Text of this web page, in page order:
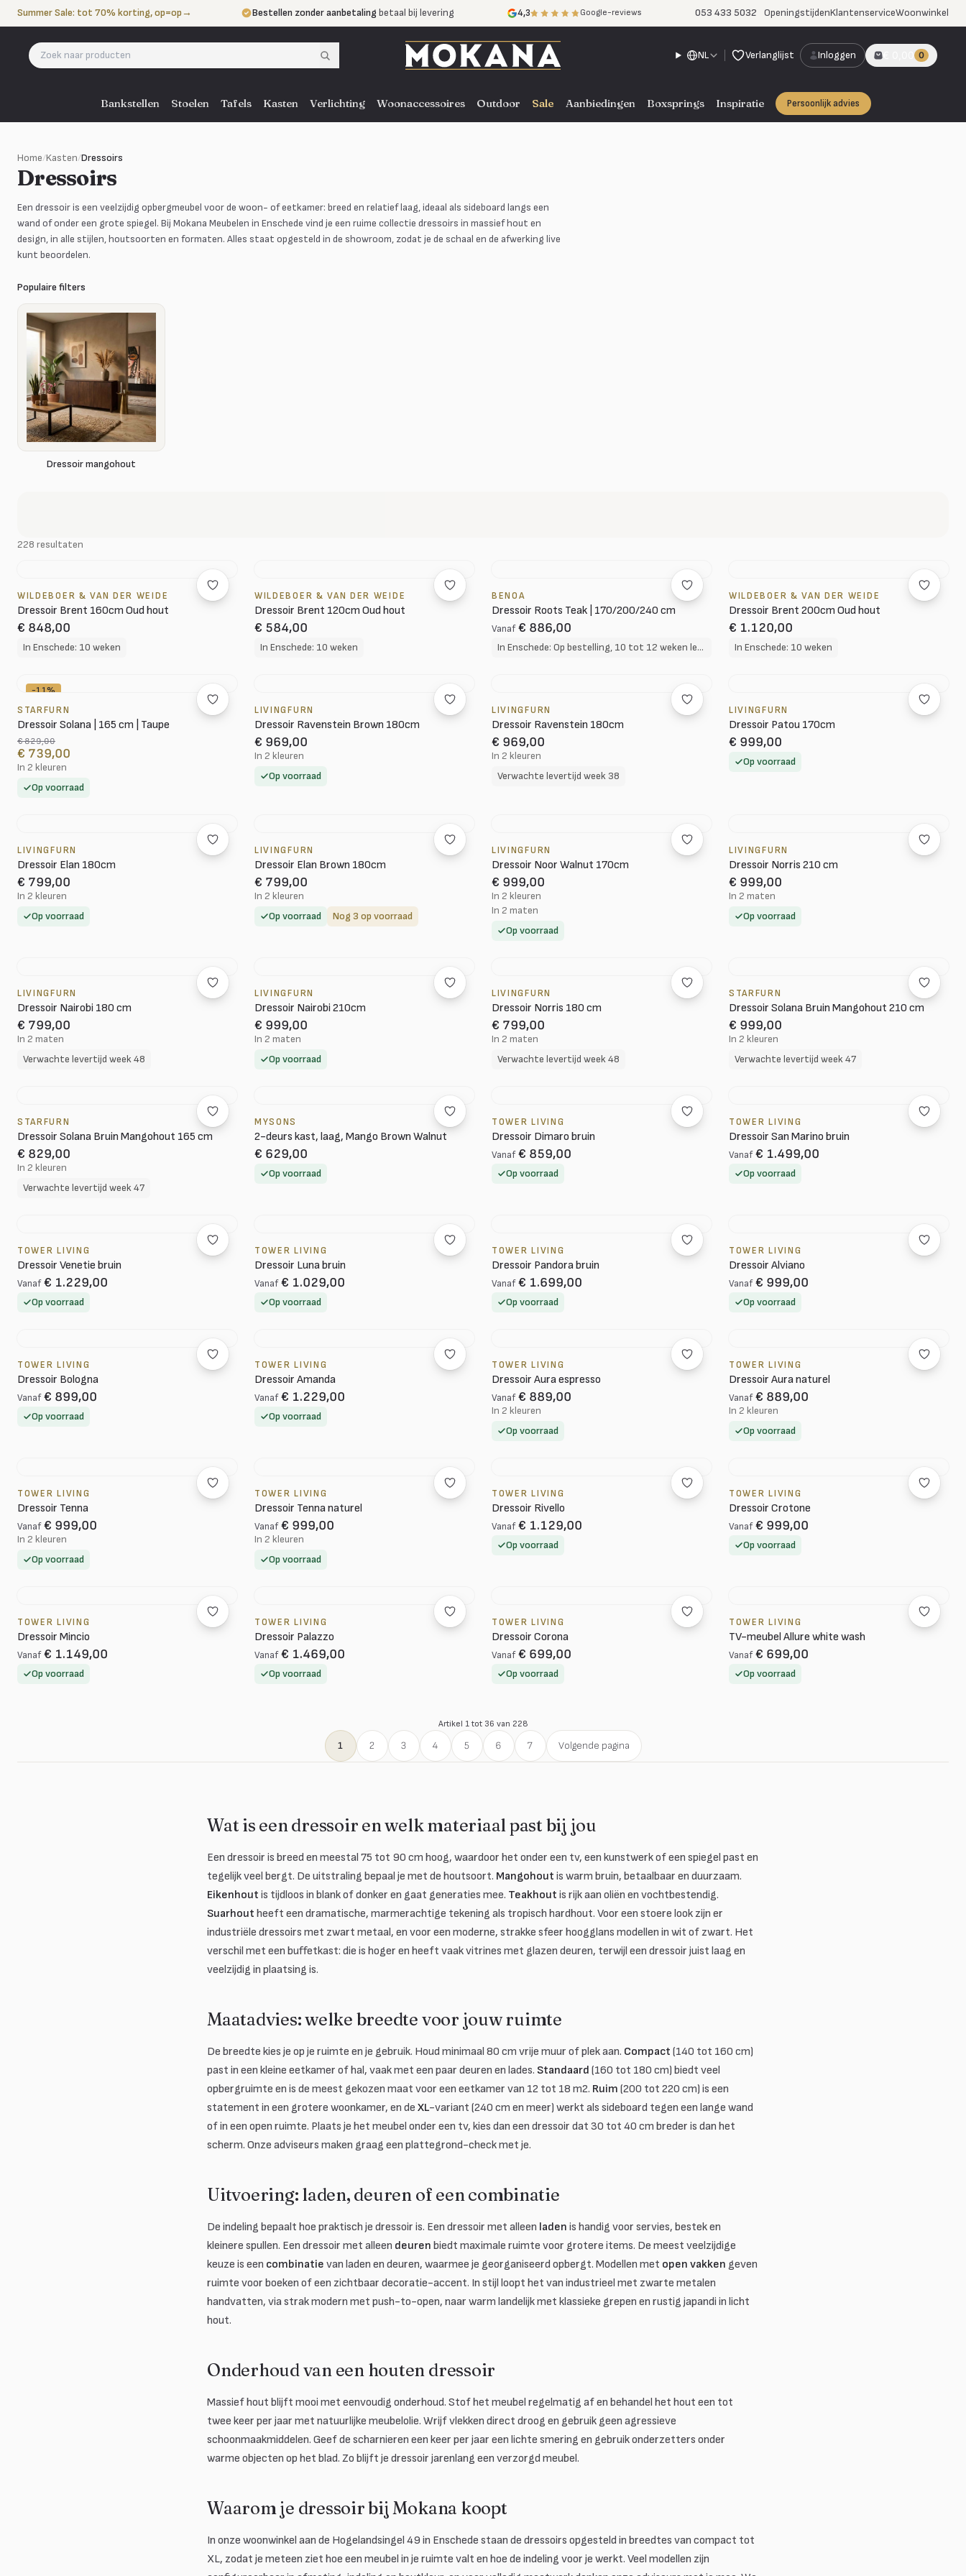
Naar de inhoud
Summer Sale: tot 70% korting, op=op→ Bestellen zonder aanbetaling betaal bij levering
Eigen bezorgdienst door heel NL, BE en DE
4,3 Google-reviews 053 433 5032 OpeningstijdenKlantenserviceWoonwinkel
NL Verlanglijst Inloggen € 0,00 0
Bankstellen Stoelen Tafels Kasten Verlichting Woonaccessoires Outdoor Sale Aanbiedingen Boxsprings Inspiratie Persoonlijk advies
Home/Kasten/Dressoirs
Dressoirs
Een dressoir is een veelzijdig opbergmeubel voor de woon- of eetkamer: breed en relatief laag, ideaal als sideboard langs een
wand of onder een grote spiegel. Bij Mokana Meubelen in Enschede vind je een ruime collectie dressoirs in massief hout en
design, in alle stijlen, houtsoorten en formaten. Alles staat opgesteld in de showroom, zodat je de schaal en de afwerking live
kunt beoordelen.
Populaire filters
Dressoir mangohout
228 resultaten
WILDEBOER & VAN DER WEIDE
Dressoir Brent 160cm Oud hout
€ 848,00
In Enschede: 10 weken
WILDEBOER & VAN DER WEIDE
Dressoir Brent 120cm Oud hout
€ 584,00
In Enschede: 10 weken
BENOA
Dressoir Roots Teak | 170/200/240 cm
Vanaf € 886,00
In Enschede: Op bestelling, 10 tot 12 weken levertijd
WILDEBOER & VAN DER WEIDE
Dressoir Brent 200cm Oud hout
€ 1.120,00
In Enschede: 10 weken
-11%
STARFURN
Dressoir Solana | 165 cm | Taupe
€ 829,00
€ 739,00
In 2 kleuren
Op voorraad
LIVINGFURN
Dressoir Ravenstein Brown 180cm
€ 969,00
In 2 kleuren
Op voorraad
LIVINGFURN
Dressoir Ravenstein 180cm
€ 969,00
In 2 kleuren
Verwachte levertijd week 38
LIVINGFURN
Dressoir Patou 170cm
€ 999,00
Op voorraad
LIVINGFURN
Dressoir Elan 180cm
€ 799,00
In 2 kleuren
Op voorraad
LIVINGFURN
Dressoir Elan Brown 180cm
€ 799,00
In 2 kleuren
Op voorraad
Nog 3 op voorraad
LIVINGFURN
Dressoir Noor Walnut 170cm
€ 999,00
In 2 kleuren
In 2 maten
Op voorraad
LIVINGFURN
Dressoir Norris 210 cm
€ 999,00
In 2 maten
Op voorraad
LIVINGFURN
Dressoir Nairobi 180 cm
€ 799,00
In 2 maten
Verwachte levertijd week 48
LIVINGFURN
Dressoir Nairobi 210cm
€ 999,00
In 2 maten
Op voorraad
LIVINGFURN
Dressoir Norris 180 cm
€ 799,00
In 2 maten
Verwachte levertijd week 48
STARFURN
Dressoir Solana Bruin Mangohout 210 cm
€ 999,00
In 2 kleuren
Verwachte levertijd week 47
STARFURN
Dressoir Solana Bruin Mangohout 165 cm
€ 829,00
In 2 kleuren
Verwachte levertijd week 47
MYSONS
2-deurs kast, laag, Mango Brown Walnut
€ 629,00
Op voorraad
TOWER LIVING
Dressoir Dimaro bruin
Vanaf € 859,00
Op voorraad
TOWER LIVING
Dressoir San Marino bruin
Vanaf € 1.499,00
Op voorraad
TOWER LIVING
Dressoir Venetie bruin
Vanaf € 1.229,00
Op voorraad
TOWER LIVING
Dressoir Luna bruin
Vanaf € 1.029,00
Op voorraad
TOWER LIVING
Dressoir Pandora bruin
Vanaf € 1.699,00
Op voorraad
TOWER LIVING
Dressoir Alviano
Vanaf € 999,00
Op voorraad
TOWER LIVING
Dressoir Bologna
Vanaf € 899,00
Op voorraad
TOWER LIVING
Dressoir Amanda
Vanaf € 1.229,00
Op voorraad
TOWER LIVING
Dressoir Aura espresso
Vanaf € 889,00
In 2 kleuren
Op voorraad
TOWER LIVING
Dressoir Aura naturel
Vanaf € 889,00
In 2 kleuren
Op voorraad
TOWER LIVING
Dressoir Tenna
Vanaf € 999,00
In 2 kleuren
Op voorraad
TOWER LIVING
Dressoir Tenna naturel
Vanaf € 999,00
In 2 kleuren
Op voorraad
TOWER LIVING
Dressoir Rivello
Vanaf € 1.129,00
Op voorraad
TOWER LIVING
Dressoir Crotone
Vanaf € 999,00
Op voorraad
TOWER LIVING
Dressoir Mincio
Vanaf € 1.149,00
Op voorraad
TOWER LIVING
Dressoir Palazzo
Vanaf € 1.469,00
Op voorraad
TOWER LIVING
Dressoir Corona
Vanaf € 699,00
Op voorraad
TOWER LIVING
TV-meubel Allure white wash
Vanaf € 699,00
Op voorraad
Artikel 1 tot 36 van 228
1 2 3 4 5 6 7 Volgende pagina
Wat is een dressoir en welk materiaal past bij jou
Een dressoir is breed en meestal 75 tot 90 cm hoog, waardoor het onder een tv, een kunstwerk of een spiegel past en
tegelijk veel bergt. De uitstraling bepaal je met de houtsoort. Mangohout is warm bruin, betaalbaar en duurzaam.
Eikenhout is tijdloos in blank of donker en gaat generaties mee. Teakhout is rijk aan oliën en vochtbestendig.
Suarhout heeft een dramatische, marmerachtige tekening als tropisch hardhout. Voor een stoere look zijn er
industriële dressoirs met zwart metaal, en voor een moderne, strakke sfeer hoogglans modellen in wit of zwart. Het
verschil met een buffetkast: die is hoger en heeft vaak vitrines met glazen deuren, terwijl een dressoir juist laag en
veelzijdig in plaatsing is.
Maatadvies: welke breedte voor jouw ruimte
De breedte kies je op je ruimte en je gebruik. Houd minimaal 80 cm vrije muur of plek aan. Compact (140 tot 160 cm)
past in een kleine eetkamer of hal, vaak met een paar deuren en lades. Standaard (160 tot 180 cm) biedt veel
opbergruimte en is de meest gekozen maat voor een eetkamer van 12 tot 18 m2. Ruim (200 tot 220 cm) is een
statement in een grotere woonkamer, en de XL-variant (240 cm en meer) werkt als sideboard tegen een lange wand
of in een open ruimte. Plaats je het meubel onder een tv, kies dan een dressoir dat 30 tot 40 cm breder is dan het
scherm. Onze adviseurs maken graag een plattegrond-check met je.
Uitvoering: laden, deuren of een combinatie
De indeling bepaalt hoe praktisch je dressoir is. Een dressoir met alleen laden is handig voor servies, bestek en
kleinere spullen. Een dressoir met alleen deuren biedt maximale ruimte voor grotere items. De meest veelzijdige
keuze is een combinatie van laden en deuren, waarmee je georganiseerd opbergt. Modellen met open vakken geven
ruimte voor boeken of een zichtbaar decoratie-accent. In stijl loopt het van industrieel met zwarte metalen
handvatten, via strak modern met push-to-open, naar warm landelijk met klassieke grepen en rustig japandi in licht
hout.
Onderhoud van een houten dressoir
Massief hout blijft mooi met eenvoudig onderhoud. Stof het meubel regelmatig af en behandel het hout een tot
twee keer per jaar met natuurlijke meubelolie. Wrijf vlekken direct droog en gebruik geen agressieve
schoonmaakmiddelen. Geef de scharnieren een keer per jaar een lichte smering en gebruik onderzetters onder
warme objecten op het blad. Zo blijft je dressoir jarenlang een verzorgd meubel.
Waarom je dressoir bij Mokana koopt
In onze woonwinkel aan de Hogelandsingel 49 in Enschede staan de dressoirs opgesteld in breedtes van compact tot
XL, zodat je meteen ziet hoe een meubel in je ruimte valt en hoe de indeling voor je werkt. Veel modellen zijn